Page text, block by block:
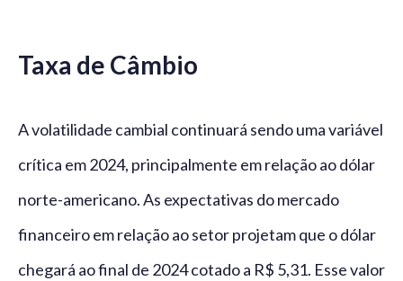
Taxa de Câmbio
A volatilidade cambial continuará sendo uma variável
crítica em 2024, principalmente em relação ao dólar
norte-americano. As expectativas do mercado
financeiro em relação ao setor projetam que o dólar
chegará ao final de 2024 cotado a R$ 5,31. Esse valor